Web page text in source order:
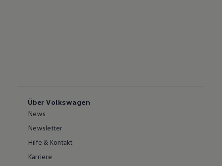
Über Volkswagen
News
Newsletter
Hilfe & Kontakt
Karriere